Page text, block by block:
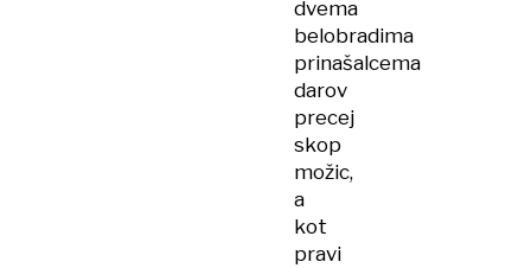
dvema
belobradima
prinašalcema
darov
precej
skop
možic,
a
kot
pravi